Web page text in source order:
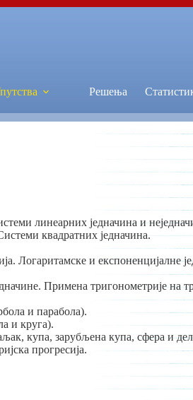
Решења
линеарних једначина и
квадратних једначина.
Логаритамске и експоненцијалне
Примена тригонометрије на
и парабола).
и круга).
купа, зарубљена купа, сфера и
прогресија.